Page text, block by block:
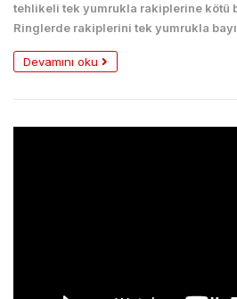
tehlikeli tek yumrukla rakiplerine kötü
Ringlerde rakiplerini tek yumrukla
Devamını oku